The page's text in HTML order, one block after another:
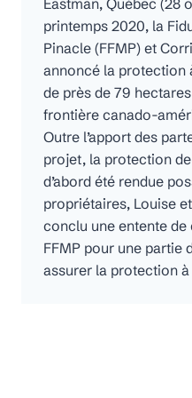
printemps 2020, la
Pinacle (FFMP) et
annoncé la protection
de près de 79
frontière canado-
Outre l’apport des
projet, la protection
d’abord été rendue
propriétaires, Louise
conclu une entente
FFMP pour une partie
assurer la protection